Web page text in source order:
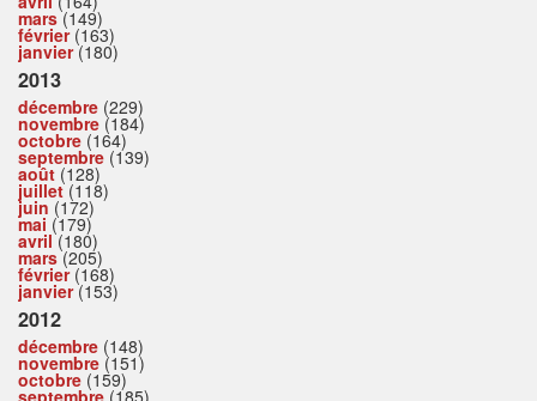
mars(149)
février(163)
janvier(180)
2013
décembre (229)
novembre (184)
octobre (164)
septembre (139)
août (128)
juillet(118)
juin (172)
mai (179)
avril(180)
mars(205)
février(168)
janvier(153)
2012
décembre (148)
novembre (151)
octobre (159)